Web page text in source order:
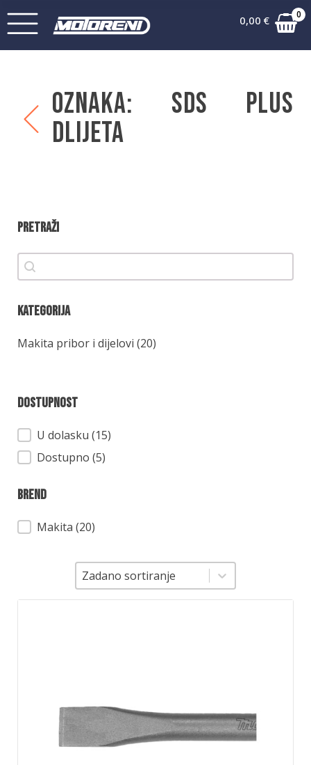
0,00 € 0
Oznaka: SDS Plus
dlijeta
Pretraži
Pretraži
Pretraži
Kategorija
Kategorija
Makita pribor i dijelovi (20)
Dostupnost
Dostupnost
U dolasku (15)
Dostupno (5)
Brend
Brend
Makita (20)
Sortiranje
Zadano sortiranje
Sortiranje